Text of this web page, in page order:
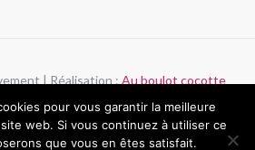
| Réalisation : Au boulot cocotte
Mentions légales
pour vous garantir la meilleure
web. Si vous continuez à utiliser ce
que vous en êtes satisfait.